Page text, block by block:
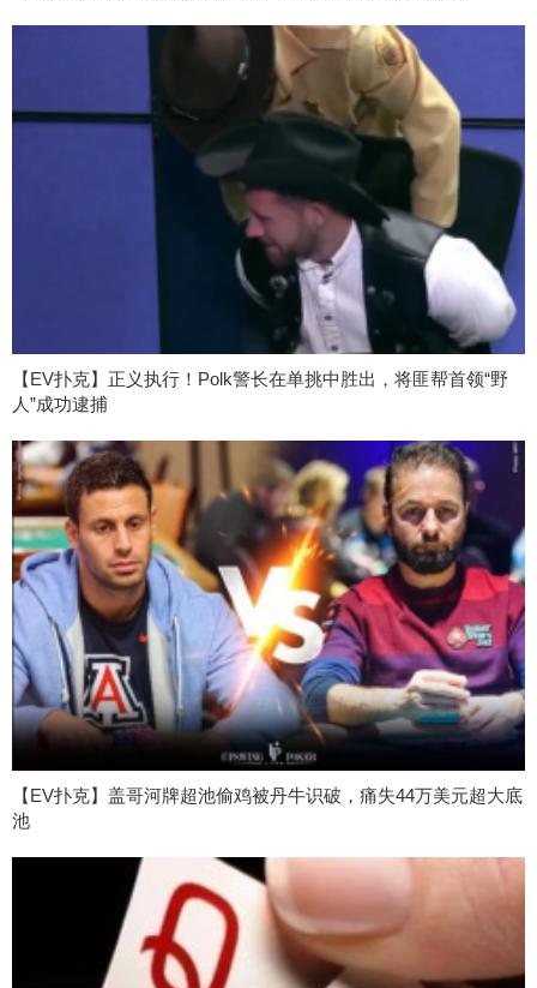
【EV扑克】正义执行！Polk警长在单挑中胜出，将匪帮首领“野
人”成功逮捕
【EV扑克】盖哥河牌超池偷鸡被丹牛识破，痛失44万美元超大底
池